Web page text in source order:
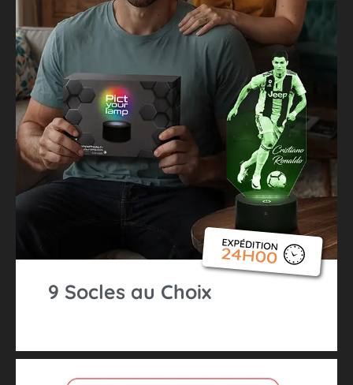
9 Socles au Choix